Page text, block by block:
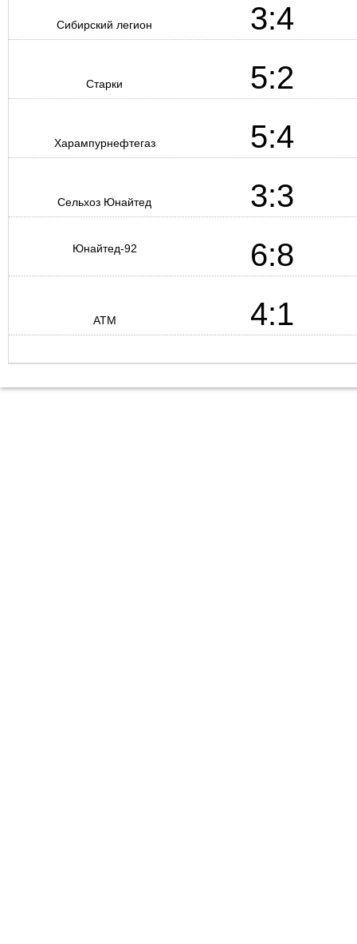
Сибирский легион 3:4
Старки 5:2
Харампурнефтегаз 5:4
Сельхоз Юнайтед 3:3
Юнайтед-92 6:8
АТМ 4:1